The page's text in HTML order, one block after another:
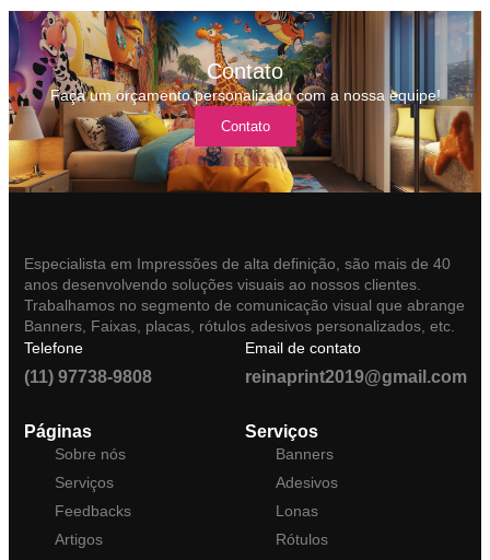
Contato
Faça um orçamento personalizado com a nossa equipe!
Contato
Especialista em Impressões de alta definição, são mais de 40
anos desenvolvendo soluções visuais ao nossos clientes.
Trabalhamos no segmento de comunicação visual que abrange
Banners, Faixas, placas, rótulos adesivos personalizados, etc.
Telefone
(11) 97738-9808
Email de contato
reinaprint2019@gmail.com
Páginas
Sobre nós
Serviços
Feedbacks
Artigos
Serviços
Banners
Adesivos
Lonas
Rótulos